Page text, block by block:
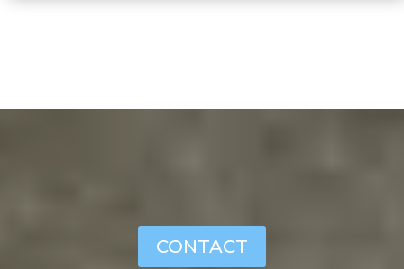
CONTACT